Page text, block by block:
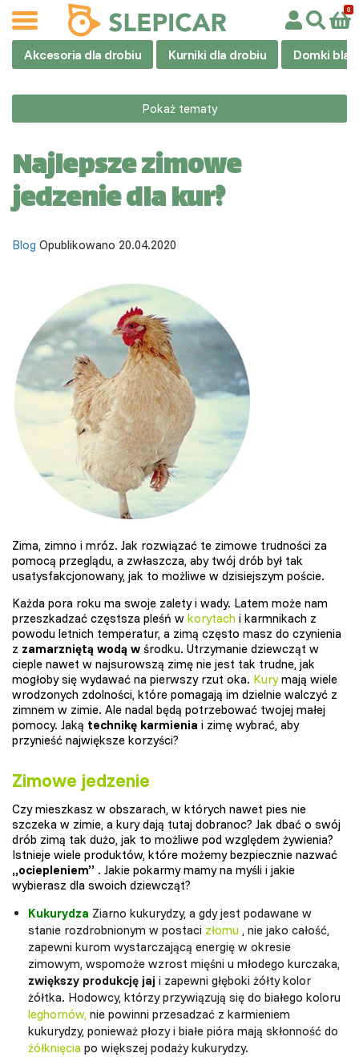
Akcesoria dla drobiu Kurniki dla drobiu Domki
Pokaż tematy
Najlepsze zimowe
jedzenie dla kur?
Blog Opublikowano 20.04.2020
Zima, zimno i mróz. Jak rozwiązać te zimowe trudności za
pomocą przeglądu, a zwłaszcza, aby twój drób był tak
usatysfakcjonowany, jak to możliwe w dzisiejszym poście.
Każda pora roku ma swoje zalety i wady. Latem może nam
przeszkadzać częstsza pleśń w korytach i karmnikach z
powodu letnich temperatur, a zimą często masz do czynienia
z zamarzniętą wodą w środku. Utrzymanie dziewcząt w
cieple nawet w najsurowszą zimę nie jest tak trudne, jak
mogłoby się wydawać na pierwszy rzut oka. Kurymają wiele
wrodzonych zdolności, które pomagają im dzielnie walczyć z
zimnem w zimie. Ale nadal będą potrzebować twojej małej
pomocy. Jaką technikę karmienia i zimę wybrać, aby
przynieść największe korzyści?
Zimowe jedzenie
Czy mieszkasz w obszarach, w których nawet pies nie
szczeka w zimie, a kury dają tutaj dobranoc? Jak dbać o swój
drób zimą tak dużo, jak to możliwe pod względem żywienia?
Istnieje wiele produktów, które możemy bezpiecznie nazwać
„ociepleniem” . Jakie pokarmy mamy na myśli i jakie
wybierasz dla swoich dziewcząt?
Kukurydza Ziarno kukurydzy, a gdy jest podawane w
stanie rozdrobnionym w postaci złomu , nie jako całość,
zapewni kurom wystarczającą energię w okresie
zimowym, wspomoże wzrost mięśni u młodego kurczaka,
zwiększy produkcję jaj i zapewni głęboki żółty kolor
żółtka. Hodowcy, którzy przywiązują się do białego koloru
leghornów, nie powinni przesadzać z karmieniem
kukurydzy, ponieważ płozy i białe pióra mają skłonność do
żółknięcia po większej podaży kukurydzy.